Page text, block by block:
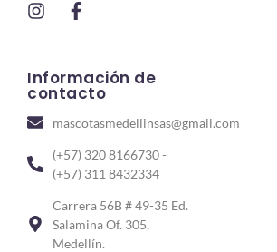
Información de
contacto
mascotasmedellinsas@gmail.com
(+57) 320 8166730 -
(+57) 311 8432334
Carrera 56B # 49-35 Ed.
Salamina Of. 305,
Medellín.